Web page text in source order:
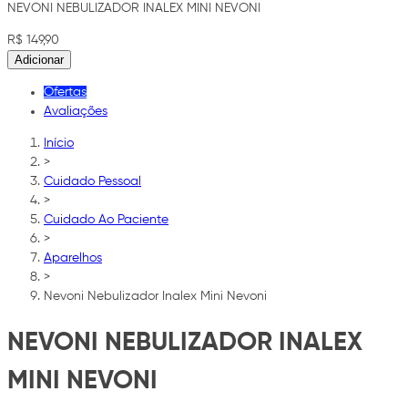
NEVONI NEBULIZADOR INALEX MINI NEVONI
R$ 149,90
Adicionar
Ofertas
Avaliações
Início
>
Cuidado Pessoal
>
Cuidado Ao Paciente
>
Aparelhos
>
Nevoni Nebulizador Inalex Mini Nevoni
NEVONI NEBULIZADOR INALEX
MINI NEVONI